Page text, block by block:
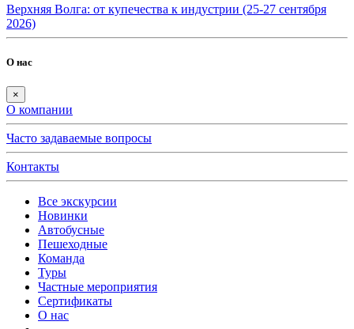
Верхняя Волга: от купечества к индустрии (25-27 сентября
2026)
О нас
×
О компании
Часто задаваемые вопросы
Контакты
Все экскурсии
Новинки
Автобусные
Пешеходные
Команда
Туры
Частные мероприятия
Сертификаты
О нас